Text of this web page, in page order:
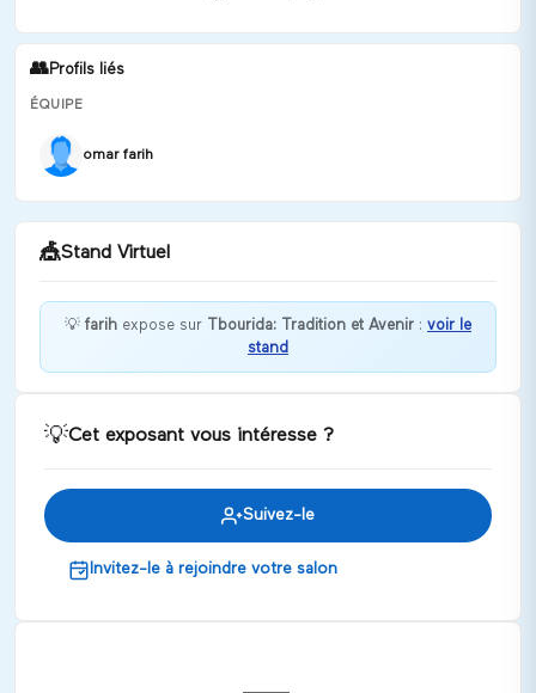
👥Profils liés
ÉQUIPE
omar farih
🎪Stand Virtuel
💡 farih expose sur Tbourida: Tradition et Avenir : voir le
stand
💡Cet exposant vous intéresse ?
Suivez-le
Invitez-le à rejoindre votre salon